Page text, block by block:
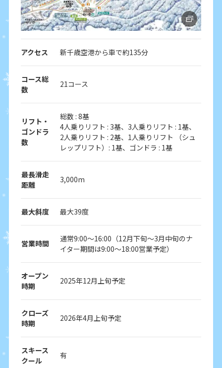
アクセス 新千歳空港から車で約135分
コース総
数
21コース
リフト・
ゴンドラ
数
総数 : 8基
4人乗りリフト : 3基、3人乗りリフト : 1基、
2人乗りリフト : 2基、1人乗りリフト （シュ
レップリフト）: 1基、ゴンドラ : 1基
最長滑走
距離
3,000m
最大斜度 最大39度
営業時間
通常9:00～16:00（12月下旬～3月中旬のナ
イター期間は9:00～18:00営業予定）
オープン
時期
2025年12月上旬予定
クローズ
時期
2026年4月上旬予定
スキース
クール
有